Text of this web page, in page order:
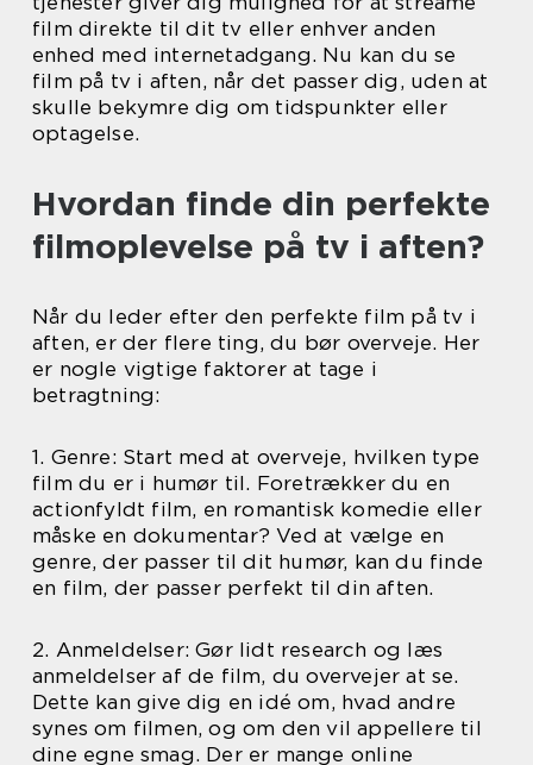
film direkte til dit tv eller enhver anden
enhed med internetadgang. Nu kan du se
film på tv i aften, når det passer dig, uden at
skulle bekymre dig om tidspunkter eller
optagelse.
Hvordan finde din perfekte
filmoplevelse på tv i aften?
Når du leder efter den perfekte film på tv i
aften, er der flere ting, du bør overveje. Her
er nogle vigtige faktorer at tage i
betragtning:
1. Genre: Start med at overveje, hvilken type
film du er i humør til. Foretrækker du en
actionfyldt film, en romantisk komedie eller
måske en dokumentar? Ved at vælge en
genre, der passer til dit humør, kan du finde
en film, der passer perfekt til din aften.
2. Anmeldelser: Gør lidt research og læs
anmeldelser af de film, du overvejer at se.
Dette kan give dig en idé om, hvad andre
synes om filmen, og om den vil appellere til
dine egne smag. Der er mange online